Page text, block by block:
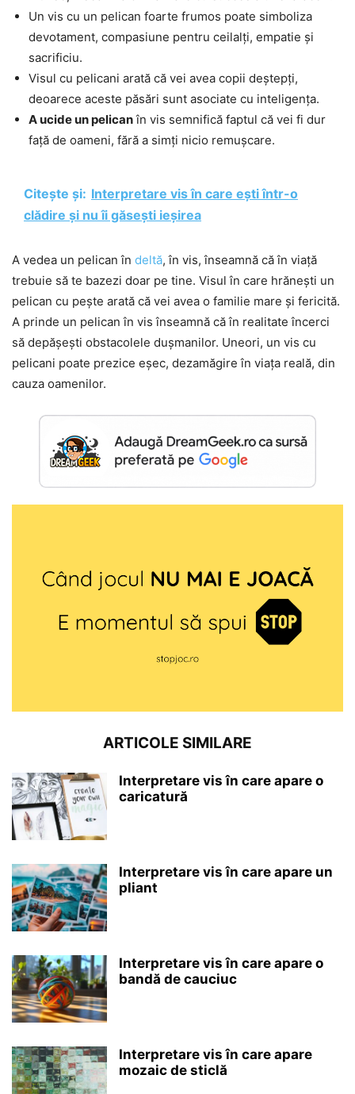
Un vis cu un pelican foarte frumos poate simboliza
devotament, compasiune pentru ceilalți, empatie și
sacrificiu.
Visul cu pelicani arată că vei avea copii deștepți,
deoarece aceste păsări sunt asociate cu inteligența.
A ucide un pelicanîn vis semnifică faptul că vei fi dur
față de oameni, fără a simți nicio remușcare.
Citește și: Interpretare vis în care ești într-o
clădire și nu îi găsești ieșirea
A vedea un pelican în deltă, în vis, înseamnă că în viață
trebuie să te bazezi doar pe tine. Visul în care hrănești un
pelican cu pește arată că vei avea o familie mare și fericită.
A prinde un pelican în vis înseamnă că în realitate încerci
să depășești obstacolele dușmanilor. Uneori, un vis cu
pelicani poate prezice eșec, dezamăgire în viața reală, din
cauza oamenilor.
ARTICOLE SIMILARE
Interpretare vis în care apare o
caricatură
Interpretare vis în care apare un
pliant
Interpretare vis în care apare o
bandă de cauciuc
Interpretare vis în care apare
mozaic de sticlă